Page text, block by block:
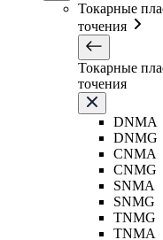
Токарные
точения
Токарные
точения
DNMA
DNMG
CNMA
CNMG
SNMA
SNMG
TNMG
TNMA